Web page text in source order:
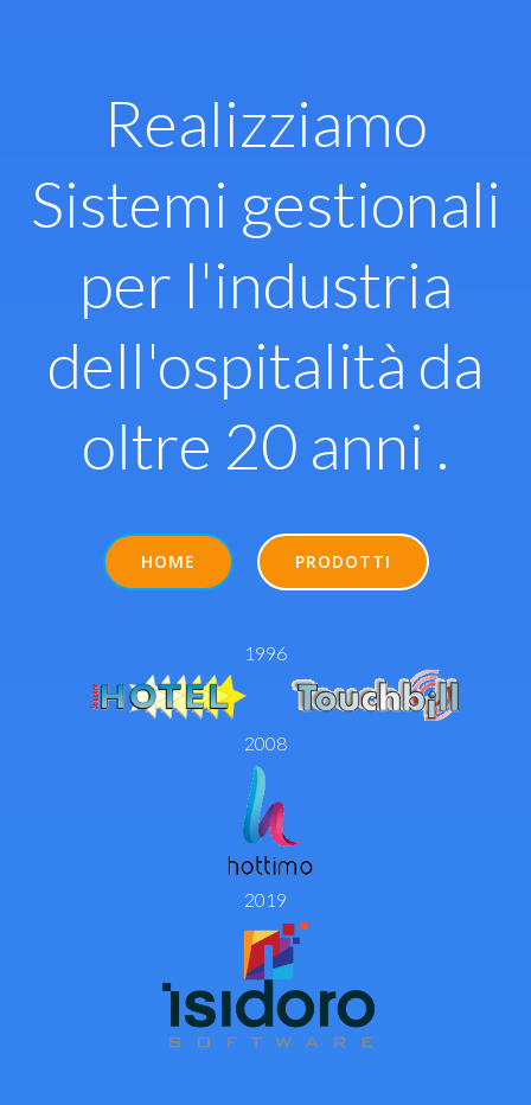
Realizziamo
Sistemi gestionali
per l'industria
dell'ospitalità da
oltre 20 anni .
HOME PRODOTTI
1996
2008
2019